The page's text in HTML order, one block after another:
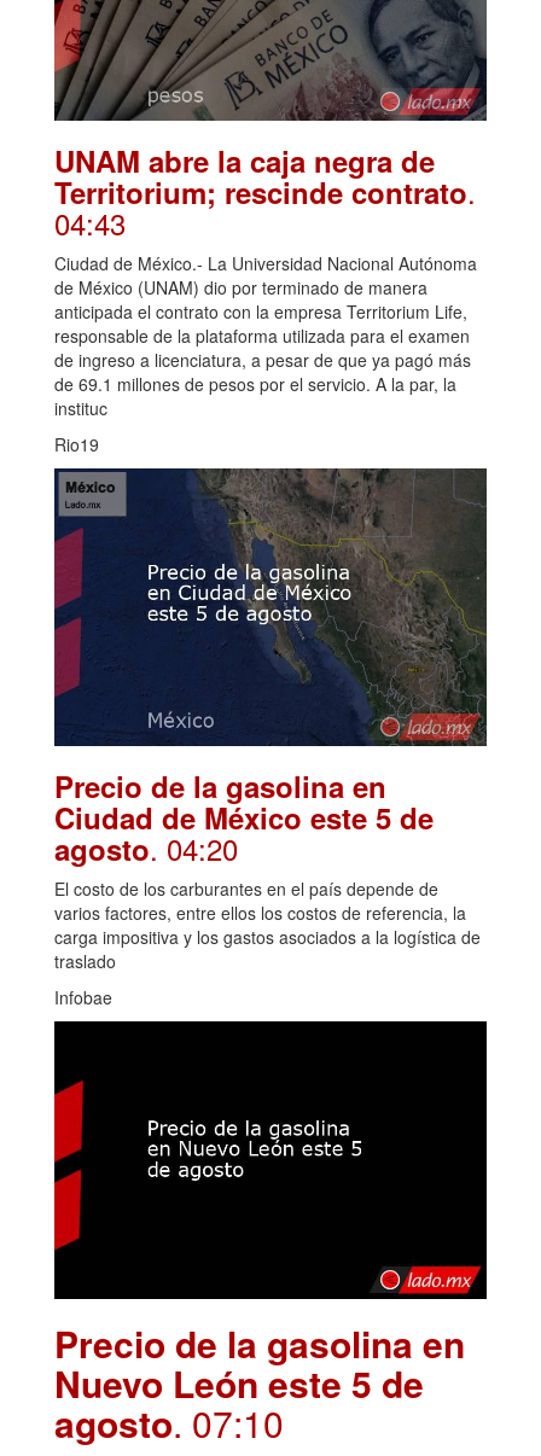
UNAM abre la caja negra de
Territorium; rescinde contrato.
04:43
Ciudad de México.- La Universidad Nacional Autónoma
de México (UNAM) dio por terminado de manera
anticipada el contrato con la empresa Territorium Life,
responsable de la plataforma utilizada para el examen
de ingreso a licenciatura, a pesar de que ya pagó más
de 69.1 millones de pesos por el servicio. A la par, la
instituc
Rio19
Precio de la gasolina en
Ciudad de México este 5 de
agosto. 04:20
El costo de los carburantes en el país depende de
varios factores, entre ellos los costos de referencia, la
carga impositiva y los gastos asociados a la logística de
traslado
Infobae
Precio de la gasolina en
Nuevo León este 5 de
agosto. 07:10